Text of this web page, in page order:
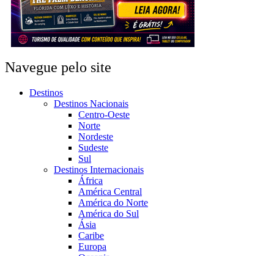
Navegue pelo site
Destinos
Destinos Nacionais
Centro-Oeste
Norte
Nordeste
Sudeste
Sul
Destinos Internacionais
África
América Central
América do Norte
América do Sul
Ásia
Caribe
Europa